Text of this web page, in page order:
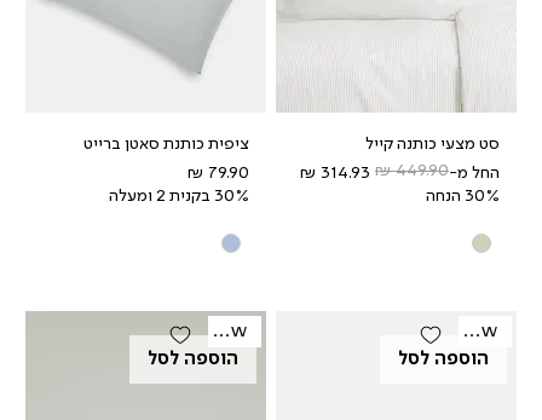
סט מצעי כותנה קייל
החל מ-
מחיר רגיל
מחיר מבצע
30% הנחה
ציפית כותנת סאטן ברייט
מחיר
30% בקנית 2 ומעלה
הוספה לסל
New
הוספה לסל
New